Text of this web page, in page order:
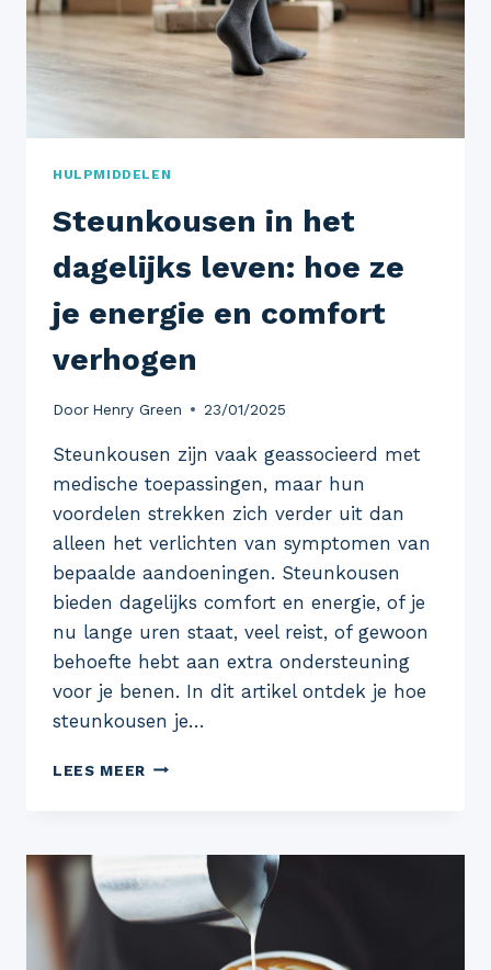
HULPMIDDELEN
Steunkousen in het
dagelijks leven: hoe ze
je energie en comfort
verhogen
Door Henry Green 23/01/2025
Steunkousen zijn vaak geassocieerd met
medische toepassingen, maar hun
voordelen strekken zich verder uit dan
alleen het verlichten van symptomen van
bepaalde aandoeningen. Steunkousen
bieden dagelijks comfort en energie, of je
nu lange uren staat, veel reist, of gewoon
behoefte hebt aan extra ondersteuning
voor je benen. In dit artikel ontdek je hoe
steunkousen je…
LEES MEER STEUNKOUSEN
HOE
ZE
JE